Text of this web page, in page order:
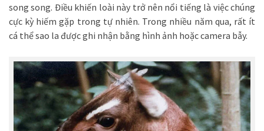
song song. Điều khiến loài này trở nên nổi tiếng là việc chúng
cực kỳ hiếm gặp trong tự nhiên. Trong nhiều năm qua, rất ít
cá thể sao la được ghi nhận bằng hình ảnh hoặc camera bẫy.